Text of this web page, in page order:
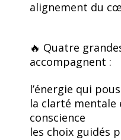
alignement du
🔥 Quatre
accompagnent :
l’énergie qui
la clarté mentale
conscience
les choix guidés